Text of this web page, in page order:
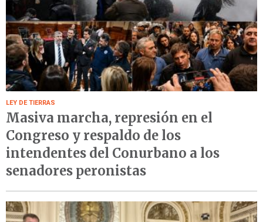
LEY DE TIERRAS
Masiva marcha, represión en el
Congreso y respaldo de los
intendentes del Conurbano a los
senadores peronistas